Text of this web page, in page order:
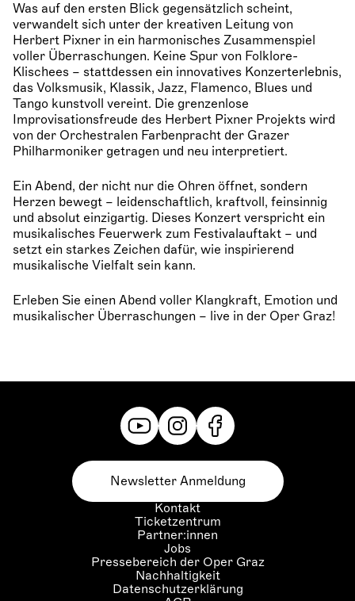
Was auf den ersten Blick gegensätzlich scheint,
verwandelt sich unter der kreativen Leitung von
Herbert Pixner in ein harmonisches Zusammenspiel
voller Überraschungen. Keine Spur von Folklore-
Klischees – stattdessen ein innovatives Konzerterlebnis,
das Volksmusik, Klassik, Jazz, Flamenco, Blues und
Tango kunstvoll vereint. Die grenzenlose
Improvisationsfreude des Herbert Pixner Projekts wird
von der Orchestralen Farbenpracht der Grazer
Philharmoniker getragen und neu interpretiert.
Ein Abend, der nicht nur die Ohren öffnet, sondern
Herzen bewegt – leidenschaftlich, kraftvoll, feinsinnig
und absolut einzigartig. Dieses Konzert verspricht ein
musikalisches Feuerwerk zum Festivalauftakt – und
setzt ein starkes Zeichen dafür, wie inspirierend
musikalische Vielfalt sein kann.
Erleben Sie einen Abend voller Klangkraft, Emotion und
musikalischer Überraschungen – live in der Oper Graz!
Kontakt
Ticketzentrum
Partner:innen
Jobs
Pressebereich der Oper Graz
Nachhaltigkeit
Datenschutzerklärung
Newsletter Anmeldung